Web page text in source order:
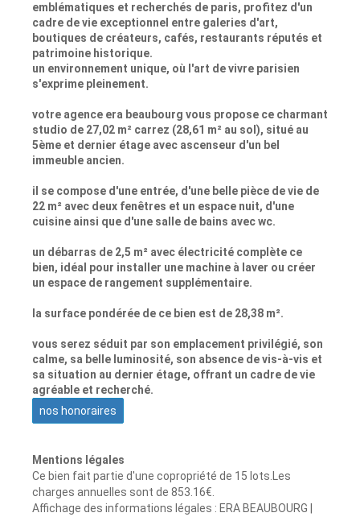
emblématiques et recherchés de paris, profitez d'un
cadre de vie exceptionnel entre galeries d'art,
boutiques de créateurs, cafés, restaurants réputés et
patrimoine historique.
un environnement unique, où l'art de vivre parisien
s'exprime pleinement.
votre agence era beaubourg vous propose ce charmant
studio de 27,02 m² carrez (28,61 m² au sol), situé au
5ème et dernier étage avec ascenseur d'un bel
immeuble ancien.
il se compose d'une entrée, d'une belle pièce de vie de
22 m² avec deux fenêtres et un espace nuit, d'une
cuisine ainsi que d'une salle de bains avec wc.
un débarras de 2,5 m² avec électricité complète ce
bien, idéal pour installer une machine à laver ou créer
un espace de rangement supplémentaire.
la surface pondérée de ce bien est de 28,38 m².
vous serez séduit par son emplacement privilégié, son
calme, sa belle luminosité, son absence de vis-à-vis et
sa situation au dernier étage, offrant un cadre de vie
agréable et recherché.
nos honoraires
Mentions légales
Ce bien fait partie d'une copropriété de 15 lots.Les
charges annuelles sont de 853.16€.
Affichage des informations légales : ERA BEAUBOURG |